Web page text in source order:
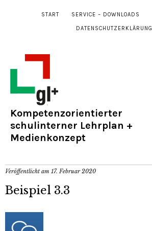
START SERVICE – DOWNLOADS
DATENSCHUTZERKLÄRUNG
Kompetenzorientierter
schulinterner Lehrplan +
Medienkonzept
Veröffentlicht am 17. Februar 2020
Beispiel 3.3